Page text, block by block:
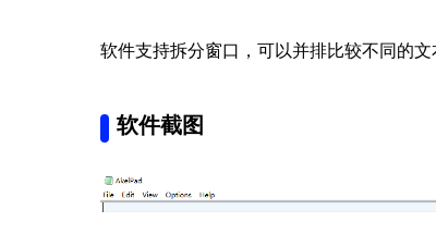
软件支持拆分窗口，可以并排比较不同的
软件截图